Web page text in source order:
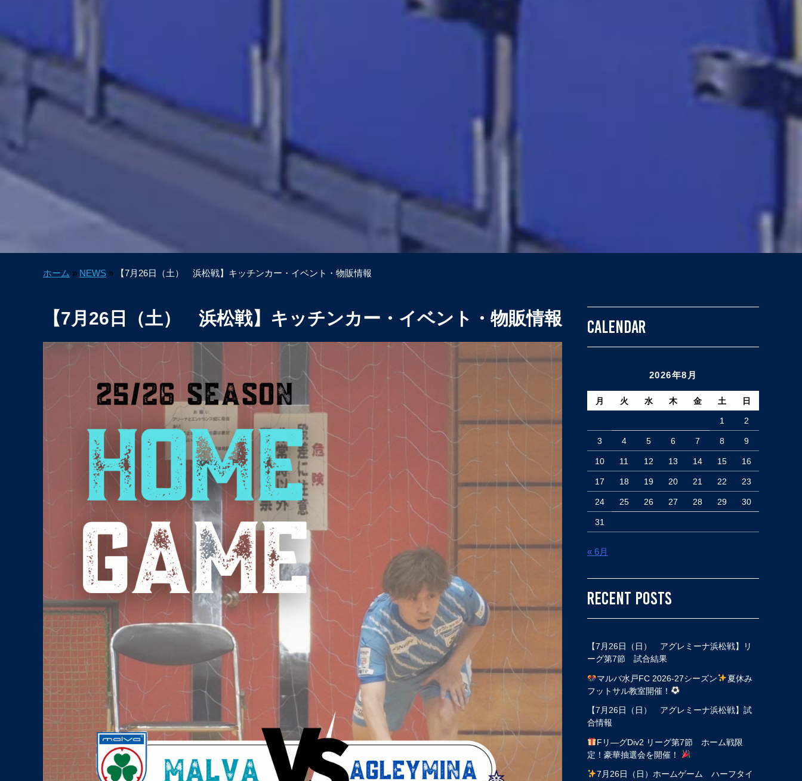
ホーム » NEWS » 【7月26日（土） 浜松戦】キッチンカー・イベント・物販情報
【7月26日（土） 浜松戦】キッチンカー・イベント・物販情報 CALENDAR
2026年8月
月 火 水 木 金 土 日
1 2
3 4 5 6 7 8 9
10 11 12 13 14 15 16
17 18 19 20 21 22 23
24 25 26 27 28 29 30
31
« 6月
RECENT POSTS
【7月26日（日） アグレミーナ浜松戦】リ
ーグ第7節 試合結果
マルバ水戸FC 2026-27シーズン
夏休み
フットサル教室開催！
【7月26日（日） アグレミーナ浜松戦】試
合情報
Fリ―グDiv2 リーグ第7節 ホーム戦限
定！豪華抽選会を開催！
7月26日（日）ホームゲーム ハーフタイ